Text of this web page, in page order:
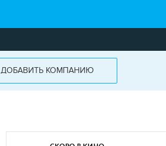
ДОБАВИТЬ КОМПАНИЮ